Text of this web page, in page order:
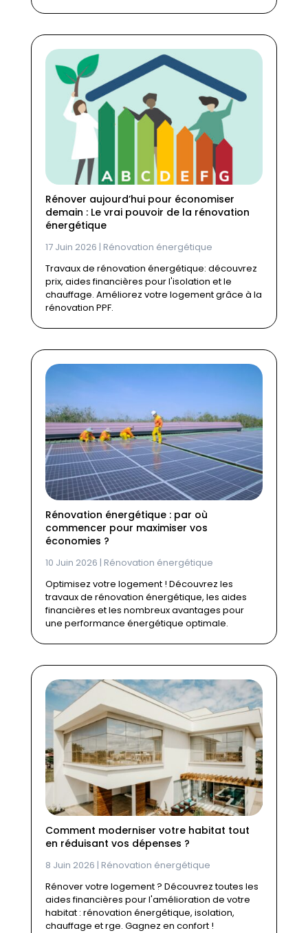
Rénover aujourd’hui pour économiser
demain : Le vrai pouvoir de la rénovation
énergétique
17 Juin 2026 | Rénovation énergétique
Travaux de rénovation énergétique: découvrez
prix, aides financières pour l'isolation et le
chauffage. Améliorez votre logement grâce à la
rénovation PPF.
Rénovation énergétique : par où
commencer pour maximiser vos
économies ?
10 Juin 2026 | Rénovation énergétique
Optimisez votre logement ! Découvrez les
travaux de rénovation énergétique, les aides
financières et les nombreux avantages pour
une performance énergétique optimale.
Comment moderniser votre habitat tout
en réduisant vos dépenses ?
8 Juin 2026 | Rénovation énergétique
Rénover votre logement ? Découvrez toutes les
aides financières pour l'amélioration de votre
habitat : rénovation énergétique, isolation,
chauffage et rge. Gagnez en confort !